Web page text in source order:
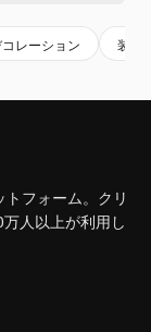
レーション 装飾
フォーム。クリ
人以上が利用し